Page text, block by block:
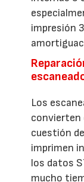
impresión
Los
convierten
cuestión
imprimen
los datos
mucho